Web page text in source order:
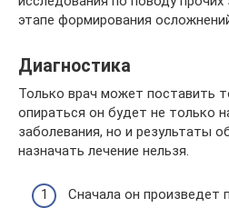
этапе формирования
Диагностика
Только врач может поставить
опираться он будет не только
заболевания, но и результаты
назначать лечение нельзя.
Сначала он произведет